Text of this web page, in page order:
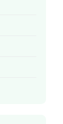
bạn đang theo